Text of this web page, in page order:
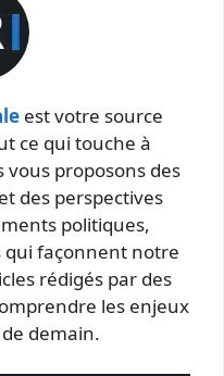
est votre source
ce qui touche à
proposons des
des perspectives
politiques,
qui façonnent notre
rédigés par des
les enjeux
demain.